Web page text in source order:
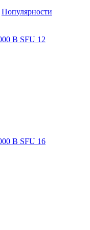
Популярности
B SFU 12
B SFU 16